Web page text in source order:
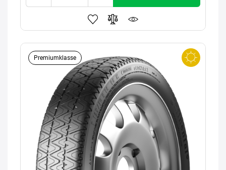
Premiumklasse